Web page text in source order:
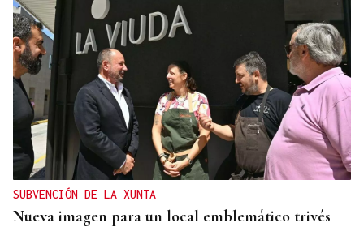
SUBVENCIÓN DE LA XUNTA
Nueva imagen para un local emblemático trivés